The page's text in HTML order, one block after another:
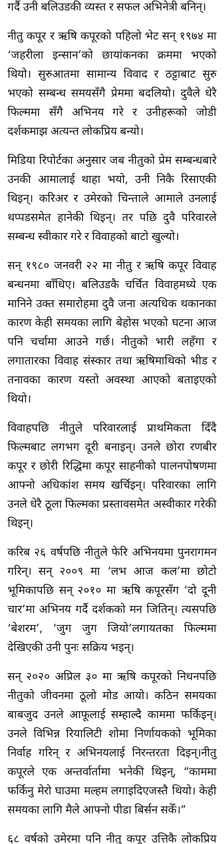
गर्दै उनी बलिउडकी व्यस्त र सफल अभिनेत्री बनिन्।
नीतु कपूर र ऋषि कपूरको पहिलो भेट सन् १९७४ मा
‘जहरीला इन्सान’को छायांकनका क्रममा भएको
थियो। सुरुआतमा सामान्य विवाद र ठट्टाबाट सुरु
भएको सम्बन्ध समयसँगै प्रेममा बदलियो। दुवैले धेरै
फिल्ममा सँगै अभिनय गरे र उनीहरूको जोडी
दर्शकमाझ अत्यन्त लोकप्रिय बन्यो।
मिडिया रिपोर्टका अनुसार जब नीतुको प्रेम सम्बन्धबारे
उनकी आमालाई थाहा भयो, उनी निकै रिसाएकी
थिइन्। करिअर र उमेरको चिन्ताले आमाले उनलाई
थप्पडसमेत हानेकी थिइन्। तर पछि दुवै परिवारले
सम्बन्ध स्वीकार गरे र विवाहको बाटो खुल्यो।
सन् १९८० जनवरी २२ मा नीतु र ऋषि कपूर विवाह
बन्धनमा बाँधिए। बलिउडकै चर्चित विवाहमध्ये एक
मानिने उक्त समारोहमा दुवै जना अत्यधिक थकानका
कारण केही समयका लागि बेहोस भएको घटना आज
पनि चर्चामा आउने गर्छ। नीतुको भारी लहँगा र
लगातारका विवाह संस्कार तथा ऋषिमाथिको भीड र
तनावका कारण यस्तो अवस्था आएको बताइएको
थियो।
विवाहपछि नीतुले परिवारलाई प्राथमिकता दिँदै
फिल्मबाट लगभग दूरी बनाइन्। उनले छोरा रणबीर
कपूर र छोरी रिद्धिमा कपूर साहनीको पालनपोषणमा
आफ्नो अधिकांश समय खर्चिइन्। परिवारका लागि
उनले धेरै ठूला फिल्मका प्रस्तावसमेत अस्वीकार गरेकी
थिइन्।
करिब २६ वर्षपछि नीतुले फेरि अभिनयमा पुनरागमन
गरिन्। सन् २००९ मा ‘लभ आज कल’मा छोटो
भूमिकापछि सन् २०१० मा ऋषि कपूरसँग ‘दो दूनी
चार’मा अभिनय गर्दै दर्शकको मन जितिन्। त्यसपछि
‘बेशरम’, ‘जुग जुग जियो’लगायतका फिल्ममा
देखिएकी उनी पुनः सक्रिय भइन्।
सन् २०२० अप्रिल ३० मा ऋषि कपूरको निधनपछि
नीतुको जीवनमा ठूलो मोड आयो। कठिन समयका
बाबजुद उनले आफूलाई सम्हाल्दै काममा फर्किइन्।
उनले विभिन्न रियालिटी शोमा निर्णायकको भूमिका
निर्वाह गरिन् र अभिनयलाई निरन्तरता दिइन्।नीतु
कपूरले एक अन्तर्वार्तामा भनेकी थिइन्, “काममा
फर्किनु मेरो घाउमा मल्हम लगाइदिएजस्तै थियो। केही
समयका लागि मैले आफ्नो पीडा बिर्सन सकेँ।”
६८ वर्षको उमेरमा पनि नीतु कपूर उत्तिकै लोकप्रिय